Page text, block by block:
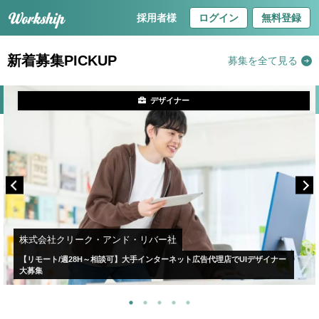
採用者様 ログイン 無料登録
新着募集PICKUP 募集を全て見る
株式会社クリーク・アンド・リバー社
【リモート/週28H～相談可】大手インターネット広告代理店でUIデザイナー
大募集
デザイナー